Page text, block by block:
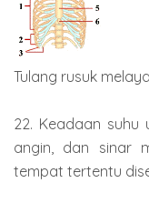
Tulang rusuk
22. Keadaan suhu
angin, dan sinar
tempat tertentu